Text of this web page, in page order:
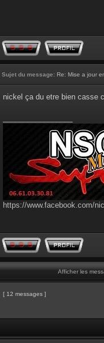
Sujet du message: Re: Mise a jour
nickel ça du etre bien casse
https://www.facebook.com/
Afficher les
[ 12 messages ]